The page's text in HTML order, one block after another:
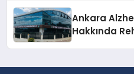
Ankara
Hakkında